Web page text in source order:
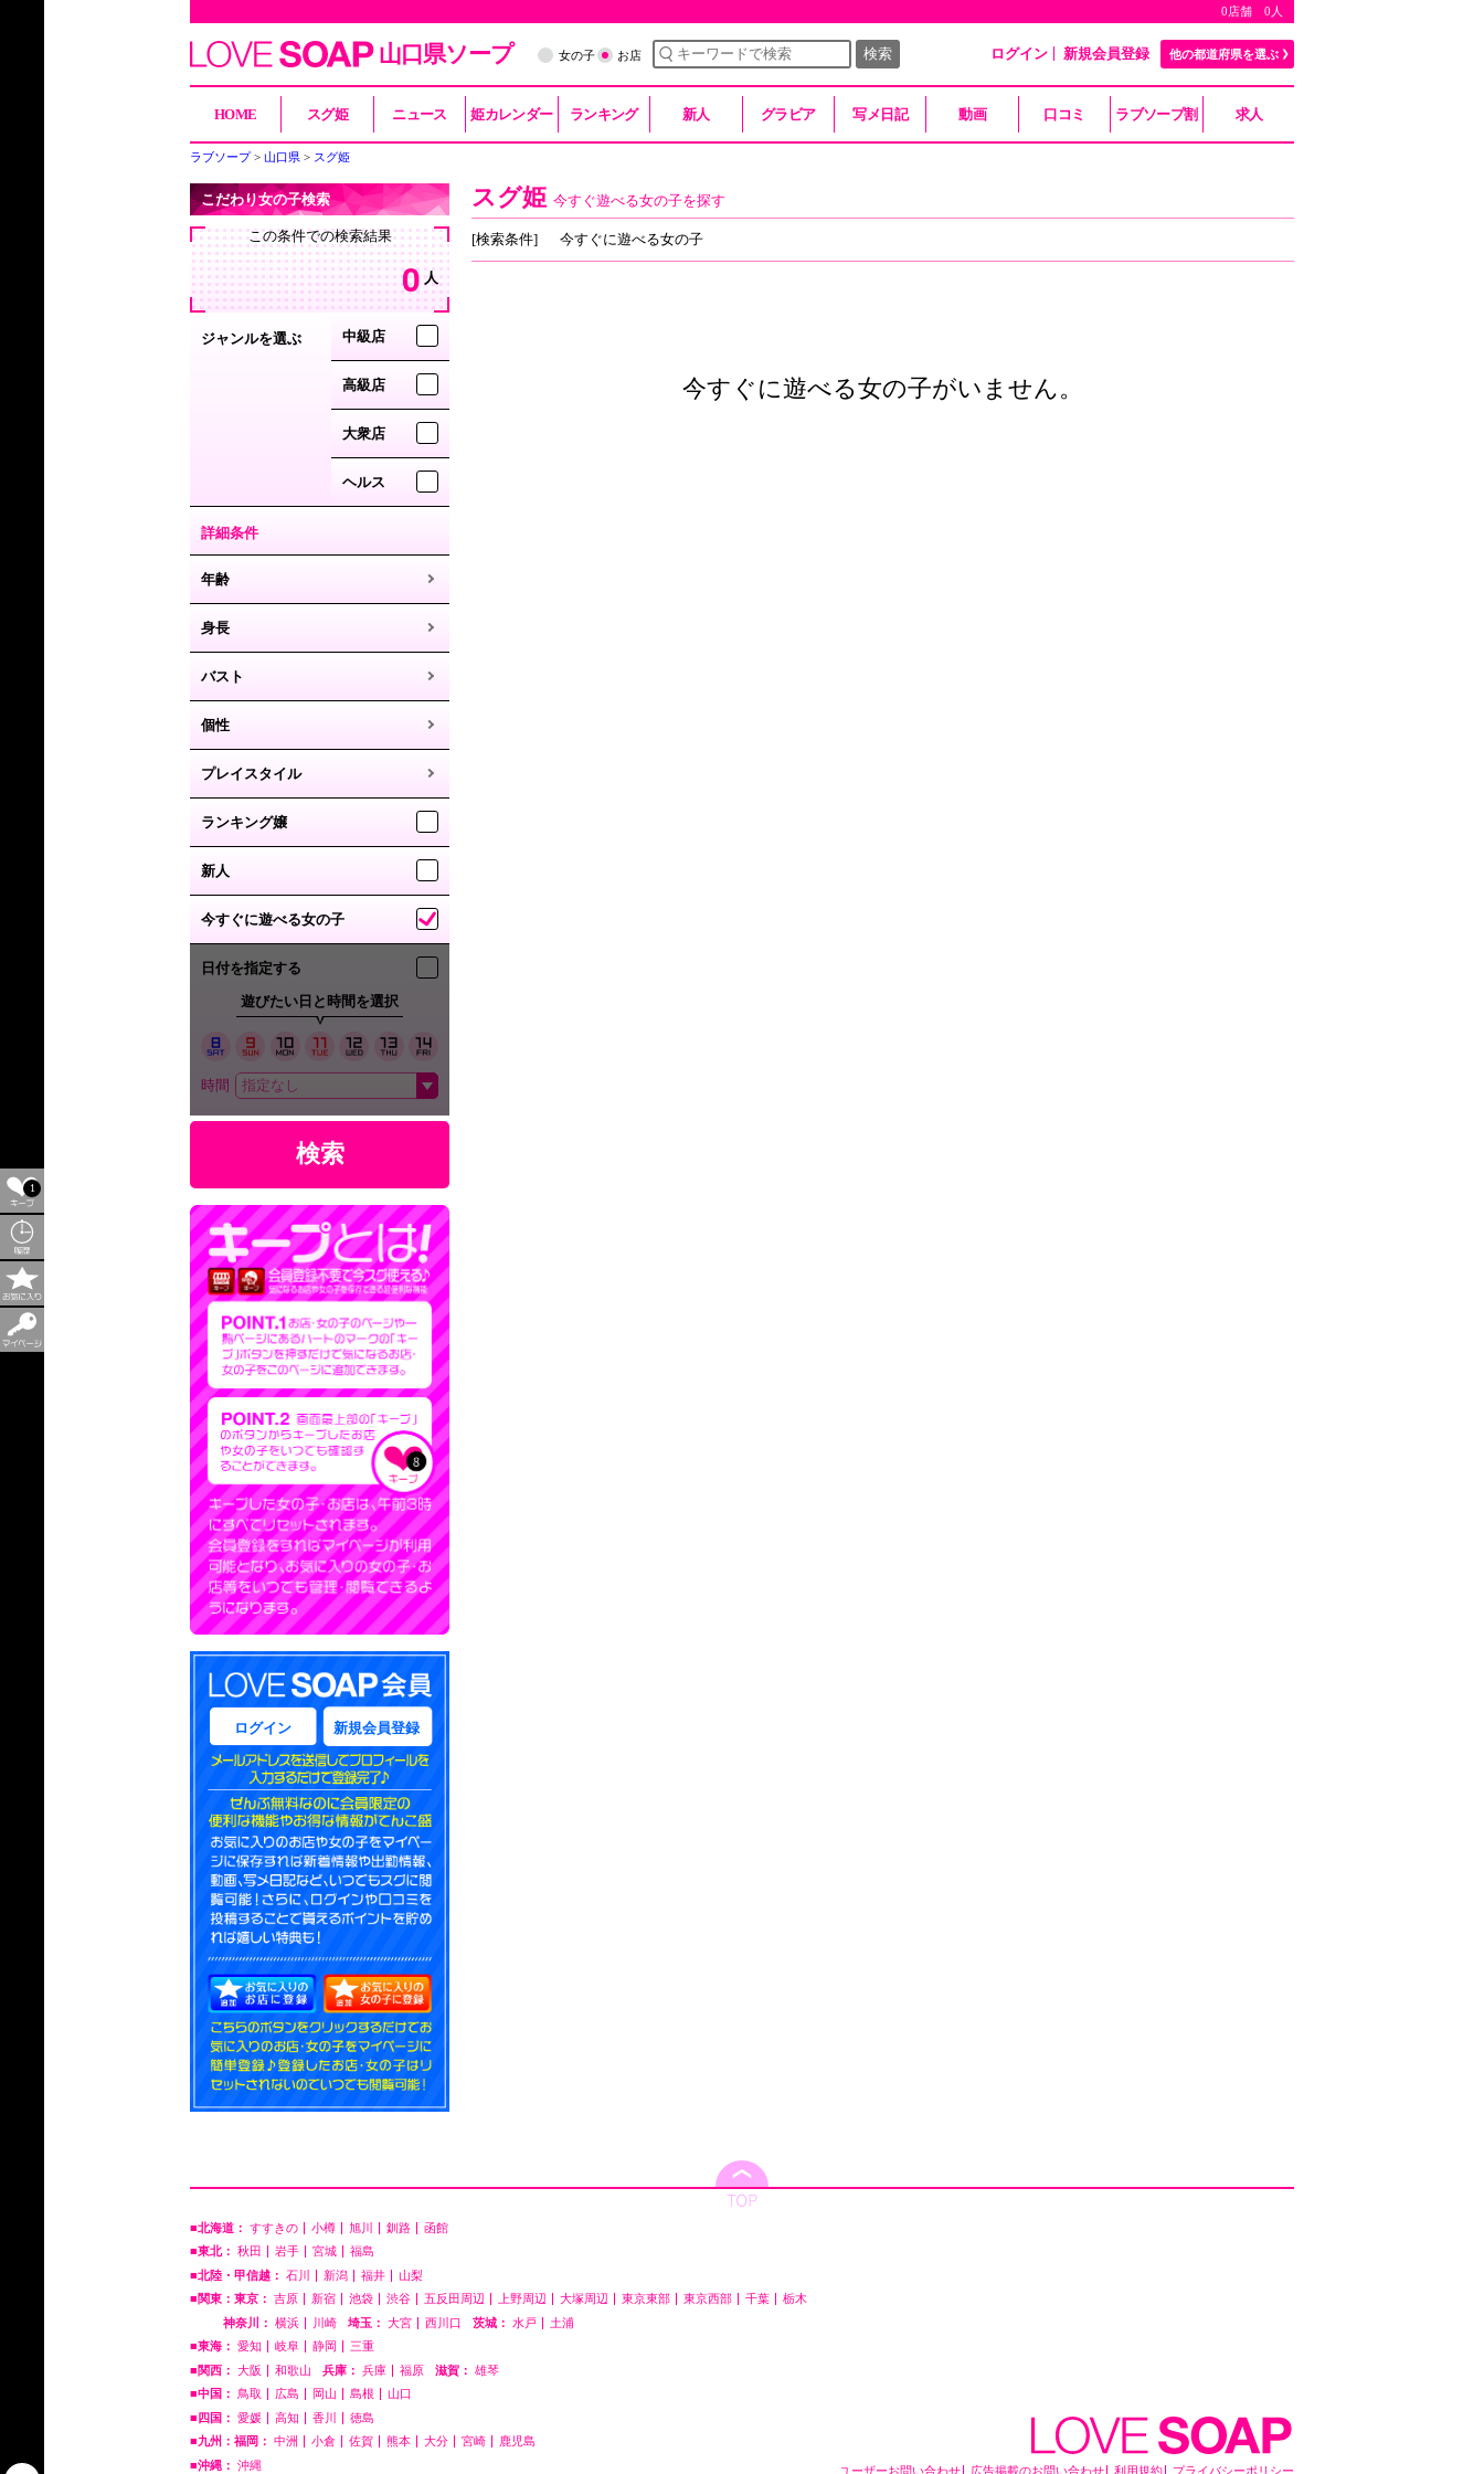
1
0店舗 0人
山口県ソープ 女の子 お店 検索 ログイン 新規会員登録 他の都道府県を選ぶ
HOME スグ姫 ニュース 姫カレンダー ランキング 新人 グラビア 写メ日記 動画 口コミ ラブソープ割 求人
ラブソープ 山口県 スグ姫
こだわり女の子検索
この条件での検索結果
0 人
ジャンルを選ぶ 中級店
高級店
大衆店
ヘルス
詳細条件
年齢
身長
バスト
個性
プレイスタイル
ランキング嬢
新人
今すぐに遊べる女の子
日付を指定する
遊びたい日と時間を選択
時間
検索
ログイン 新規会員登録
スグ姫 今すぐ遊べる女の子を探す
[検索条件] 今すぐに遊べる女の子
今すぐに遊べる女の子がいません。
■北海道： すすきの 小樽 旭川 釧路
函館
■東北： 秋田 岩手 宮城
福島
■北陸・甲信越： 石川 新潟 福井
山梨
■関東：東京： 吉原 新宿 池袋 渋谷 五反田周辺 上野周辺 大塚周辺 東京東部 東京西部 千葉
栃木
神奈川： 横浜 川崎 埼玉： 大宮 西川口 茨城： 水戸
土浦
■東海： 愛知 岐阜 静岡
三重
■関西： 大阪 和歌山 兵庫： 兵庫 福原 滋賀： 雄琴
■中国：
鳥取 広島 岡山 島根
山口
■四国： 愛媛 高知 香川
徳島
■九州：福岡： 中洲 小倉 佐賀 熊本 大分 宮崎
鹿児島
■沖縄： 沖縄 ユーザーお問い合わせ 広告掲載のお問い合わせ 利用規約 プライバシーポリシー